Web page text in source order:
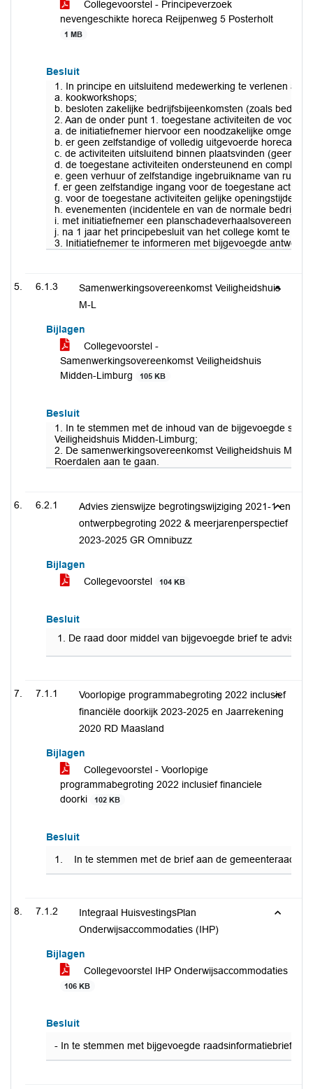
Collegevoorstel - Principeverzoek
nevengeschikte horeca Reijpenweg 5 Posterholt
1 MB
Besluit
1. In principe en uitsluitend medewerking te verlenen
a. kookworkshops;
b. besloten zakelijke bedrijfsbijeenkomsten (zoals
2. Aan de onder punt 1. toegestane activiteiten de
a. de initiatiefnemer hiervoor een noodzakelijke
b. er geen zelfstandige of volledig uitgevoerde
c. de activiteiten uitsluitend binnen plaatsvinden (geen
d. de toegestane activiteiten ondersteunend en
e. geen verhuur of zelfstandige ingebruikname van
f. er geen zelfstandige ingang voor de toegestane
g. voor de toegestane activiteiten gelijke openingstijden
h. evenementen (incidentele en van de normale
i. met initiatiefnemer een
j. na 1 jaar het principebesluit van het college komt te
3. Initiatiefnemer te informeren met bijgevoegde
6.1.3
Samenwerkingsovereenkomst Veiligheidshuis
M-L
Bijlagen
Collegevoorstel -
Samenwerkingsovereenkomst Veiligheidshuis
Midden-Limburg
105 KB
Besluit
1. In te stemmen met de inhoud van de bijgevoegde
Veiligheidshuis Midden-Limburg;
2. De samenwerkingsovereenkomst Veiligheidshuis
Roerdalen aan te gaan.
6.2.1
Advies zienswijze begrotingswijziging 2021-1 en
ontwerpbegroting 2022 & meerjarenperspectief
2023-2025 GR Omnibuzz
Bijlagen
Collegevoorstel
104 KB
Besluit
De raad door middel van bijgevoegde brief te
7.1.1
Voorlopige programmabegroting 2022 inclusief
financiële doorkijk 2023-2025 en Jaarrekening
2020 RD Maasland
Bijlagen
Collegevoorstel - Voorlopige
programmabegroting 2022 inclusief financiele
doorki
102 KB
Besluit
1. In te stemmen met de brief aan de gemeenteraad
7.1.2
Integraal HuisvestingsPlan
Onderwijsaccommodaties (IHP)
Bijlagen
Collegevoorstel IHP Onderwijsaccommodaties
106 KB
Besluit
- In te stemmen met bijgevoegde raadsinformatiebrief